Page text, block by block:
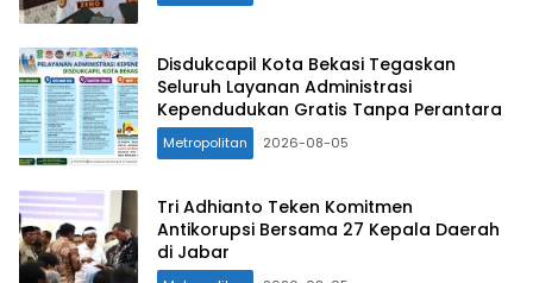
Disdukcapil Kota Bekasi Tegaskan
Seluruh Layanan Administrasi
Kependudukan Gratis Tanpa Perantara
Metropolitan 2026-08-05
Tri Adhianto Teken Komitmen
Antikorupsi Bersama 27 Kepala Daerah
di Jabar